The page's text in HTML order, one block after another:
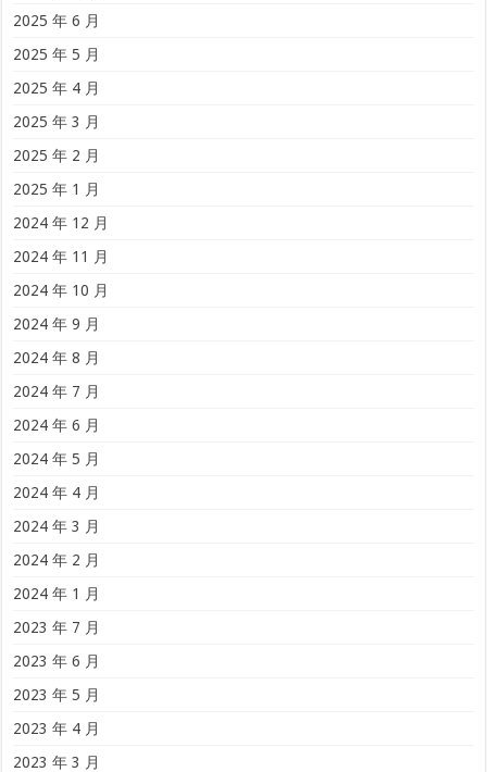
2025 年 6 月
2025 年 5 月
2025 年 4 月
2025 年 3 月
2025 年 2 月
2025 年 1 月
2024 年 12 月
2024 年 11 月
2024 年 10 月
2024 年 9 月
2024 年 8 月
2024 年 7 月
2024 年 6 月
2024 年 5 月
2024 年 4 月
2024 年 3 月
2024 年 2 月
2024 年 1 月
2023 年 7 月
2023 年 6 月
2023 年 5 月
2023 年 4 月
2023 年 3 月